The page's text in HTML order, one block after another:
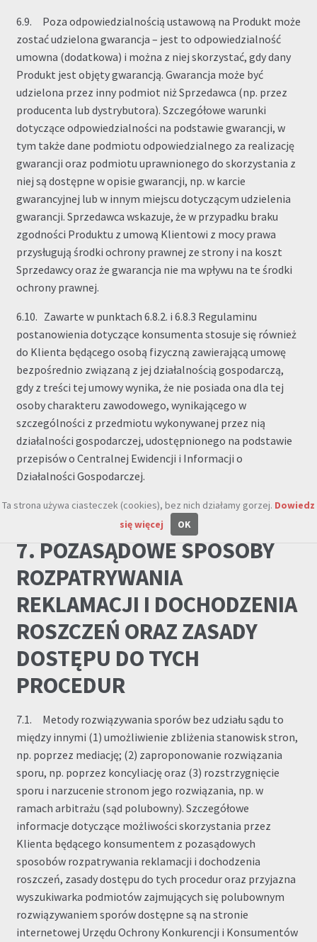
6.9. Poza odpowiedzialnością ustawową na Produkt może
zostać udzielona gwarancja – jest to odpowiedzialność
umowna (dodatkowa) i można z niej skorzystać, gdy dany
Produkt jest objęty gwarancją. Gwarancja może być
udzielona przez inny podmiot niż Sprzedawca (np. przez
producenta lub dystrybutora). Szczegółowe warunki
dotyczące odpowiedzialności na podstawie gwarancji, w
tym także dane podmiotu odpowiedzialnego za realizację
gwarancji oraz podmiotu uprawnionego do skorzystania z
niej są dostępne w opisie gwarancji, np. w karcie
gwarancyjnej lub w innym miejscu dotyczącym udzielenia
gwarancji. Sprzedawca wskazuje, że w przypadku braku
zgodności Produktu z umową Klientowi z mocy prawa
przysługują środki ochrony prawnej ze strony i na koszt
Sprzedawcy oraz że gwarancja nie ma wpływu na te środki
ochrony prawnej.
6.10. Zawarte w punktach 6.8.2. i 6.8.3 Regulaminu
postanowienia dotyczące konsumenta stosuje się również
do Klienta będącego osobą fizyczną zawierającą umowę
bezpośrednio związaną z jej działalnością gospodarczą,
gdy z treści tej umowy wynika, że nie posiada ona dla tej
osoby charakteru zawodowego, wynikającego w
szczególności z przedmiotu wykonywanej przez nią
działalności gospodarczej, udostępnionego na podstawie
przepisów o Centralnej Ewidencji i Informacji o
Działalności Gospodarczej.
7. POZASĄDOWE SPOSOBY
ROZPATRYWANIA
REKLAMACJI I DOCHODZENIA
ROSZCZEŃ ORAZ ZASADY
DOSTĘPU DO TYCH
PROCEDUR
7.1. Metody rozwiązywania sporów bez udziału sądu to
między innymi (1) umożliwienie zbliżenia stanowisk stron,
np. poprzez mediację; (2) zaproponowanie rozwiązania
sporu, np. poprzez koncyliację oraz (3) rozstrzygnięcie
sporu i narzucenie stronom jego rozwiązania, np. w
ramach arbitrażu (sąd polubowny). Szczegółowe
informacje dotyczące możliwości skorzystania przez
Klienta będącego konsumentem z pozasądowych
sposobów rozpatrywania reklamacji i dochodzenia
roszczeń, zasady dostępu do tych procedur oraz przyjazna
wyszukiwarka podmiotów zajmujących się polubownym
rozwiązywaniem sporów dostępne są na stronie
internetowej Urzędu Ochrony Konkurencji i Konsumentów
Ta strona używa ciasteczek (cookies), bez nich działamy gorzej. Dowiedz
się więcej
OK